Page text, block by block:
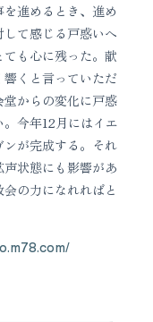
進めるとき、進め
て感じる戸惑いへ
も心に残った。献
くと言っていただ
からの変化に戸惑
今年12月にはイエ
が完成する。それ
状態にも影響があ
の力になれればと